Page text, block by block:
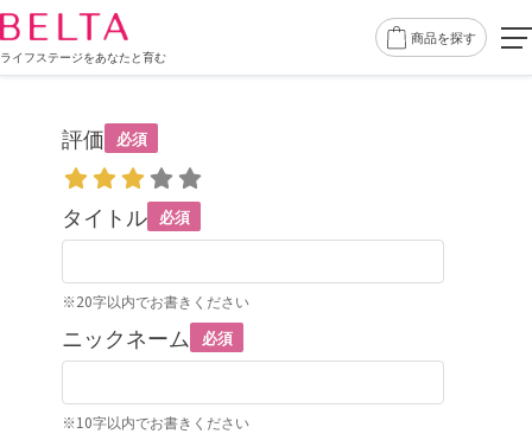
ライフステージをあなたと育む
商品を探す
評価 必須
タイトル 必須
※20字以内でお書きください
ニックネーム 必須
※10字以内でお書きください